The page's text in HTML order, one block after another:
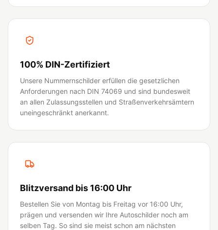
100% DIN-Zertifiziert
Unsere Nummernschilder erfüllen die gesetzlichen
Anforderungen nach DIN 74069 und sind bundesweit
an allen Zulassungsstellen und Straßenverkehrsämtern
uneingeschränkt anerkannt.
Blitzversand bis 16:00 Uhr
Bestellen Sie von Montag bis Freitag vor 16:00 Uhr,
prägen und versenden wir Ihre Autoschilder noch am
selben Tag. So sind sie meist schon am nächsten